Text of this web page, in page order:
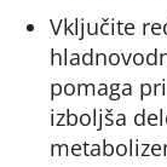
Vključite
pomaga
izboljša